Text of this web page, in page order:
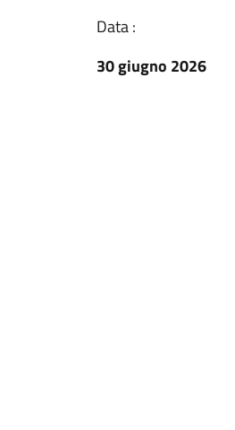
Data :
30 giugno 2026